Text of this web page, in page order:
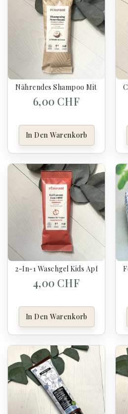
Nährendes Shampoo Mit
6,00 CHF
In Den Warenkorb
2-In-1 Waschgel Kids Apfel Aus
4,00 CHF
In Den Warenkorb